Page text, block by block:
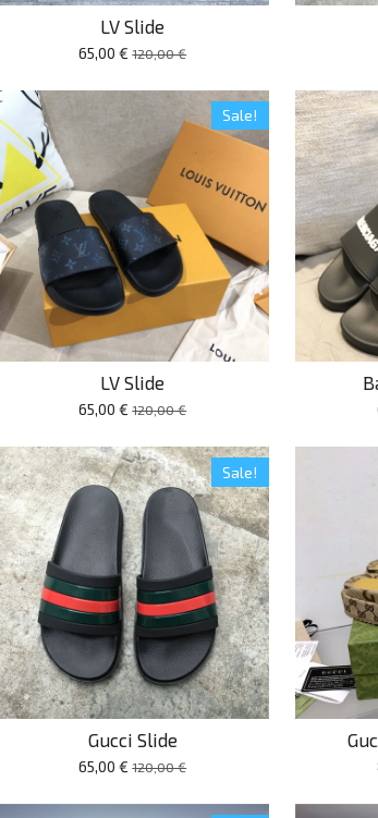
LV Slide
65,00 € 120,00 €
Sale!
LV Slide
65,00 € 120,00 €
Sale!
Gucci Slide
65,00 € 120,00 €